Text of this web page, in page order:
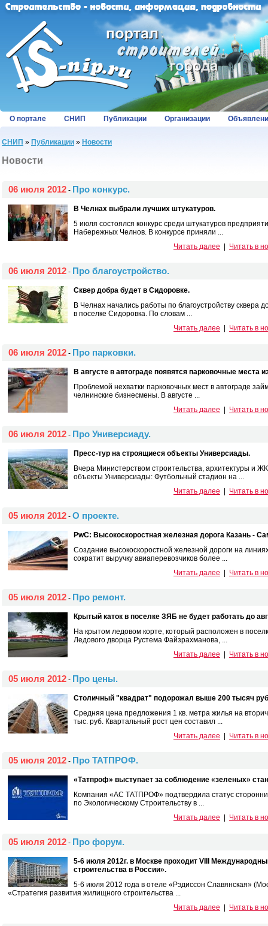
О портале СНИП Публикации Организации
СНИП » Публикации » Новости
Новости
06 июля 2012 - Про конкурс.
В Челнах выбрали лучших штукатуров.
5 июля состоялся конкурс среди штукатуров
Набережных Челнов. В конкурсе приняли ...
Читать далее
Читать в
06 июля 2012 - Про благоустройство.
Сквер добра будет в Сидоровке.
В Челнах начались работы по благоустройству
в поселке Сидоровка. По словам ...
Читать далее
Читать в
06 июля 2012 - Про парковки.
В августе в автограде появятся парковочные места
Проблемой нехватки парковочных мест в автограде
челнинские бизнесмены. В августе ...
Читать далее
Читать в
06 июля 2012 - Про Универсиаду.
Пресс-тур на строящиеся объекты Универсиады.
Вчера Министерством строительства, архитектуры и
объекты Универсиады: Футбольный стадион на ...
Читать далее
Читать в
05 июля 2012 - О проекте.
PwC: Высокоскоростная железная дорога Казань -
Создание высокоскоростной железной дороги на
сократит выручку авиаперевозчиков более ...
Читать далее
Читать в
05 июля 2012 - Про ремонт.
Крытый каток в поселке ЗЯБ не будет работать до
На крытом ледовом корте, который расположен в
Ледового дворца Рустема Файзрахманова, ...
Читать далее
Читать в
05 июля 2012 - Про цены.
Столичный "квадрат" подорожал выше 200 тысяч
Средняя цена предложения 1 кв. метра жилья на
тыс. руб. Квартальный рост цен составил ...
Читать далее
Читать в
05 июля 2012 - Про ТАТПРОФ.
«Тат­проф» выс­ту­па­ет за соб­лю­дение «зе­леных»
Компания «АС ТАТПРОФ» подтвердила статус
по Экологическому Строительству в ...
Читать далее
Читать в
05 июля 2012 - Про форум.
5-6 июля 2012г. в Москве проходит VIII
строительства в России».
5-6 июля 2012 года в отеле «Рэдиссон Славянская»
«Стратегия развития жилищного строительства ...
Читать далее
Читать в